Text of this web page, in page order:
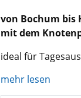
von Bochum bis
mit dem
ideal für
mehr lesen